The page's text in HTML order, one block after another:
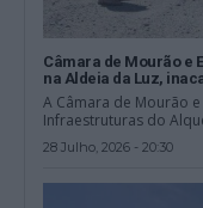
Câmara de Mourão e
na Aldeia da Luz,
A Câmara de Mourão
Infraestruturas do
28 Julho, 2026 - 20:30